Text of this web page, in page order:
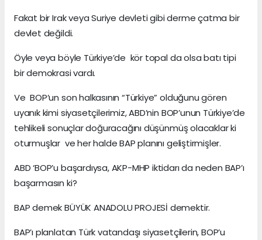
Fakat bir Irak veya Suriye devleti gibi derme çatma bir
devlet değildi.
Öyle veya böyle Türkiye’de kör topal da olsa batı tipi
bir demokrasi vardı.
Ve BOP’un son halkasının “Türkiye” olduğunu gören
uyanık kimi siyasetçilerimiz, ABD’nin BOP’unun Türkiye’de
tehlikeli sonuçlar doğuracağını düşünmüş olacaklar ki
oturmuşlar ve her halde BAP planını geliştirmişler.
ABD ‘BOP’u başardıysa, AKP-MHP iktidarı da neden BAP’ı
başarmasın ki?
BAP demek BÜYÜK ANADOLU PROJESİ demektir.
BAP’ı planlatan Türk vatandaşı siyasetçilerin, BOP’u